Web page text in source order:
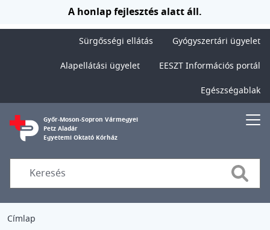
Ugrás a tartalomraA honlap fejlesztés alatt áll.
Sürgősségi ellátás
Gyógyszertári ügyelet
Alapellátási ügyelet
EESZT Információs portál
Egészségablak
Győr-Moson-Sopron Vármegyei
Petz Aladár
Egyetemi Oktató Kórház
Search
Címlap